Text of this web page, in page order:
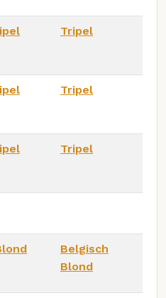
Tripel
Tripel
Tripel
Belgisch
Blond